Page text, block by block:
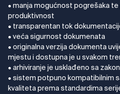
• manja mogućnost pogrešaka
produktivnost
• transparentan tok
• veća sigurnost dokumenata
• originalna verzija dokumenta
mjestu i dostupna je u svakom
• arhiviranje je usklađeno sa
• sistem potpuno kompatibilnim
kvaliteta prema standardima